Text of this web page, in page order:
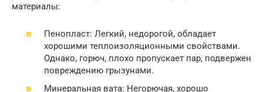
материалы:
Пенопласт: Легкий, недорогой, обладает
хорошими теплоизоляционными свойствами.
Однако, горюч, плохо пропускает пар, подвержен
повреждению грызунами.
Минеральная вата: Негорючая, хорошо